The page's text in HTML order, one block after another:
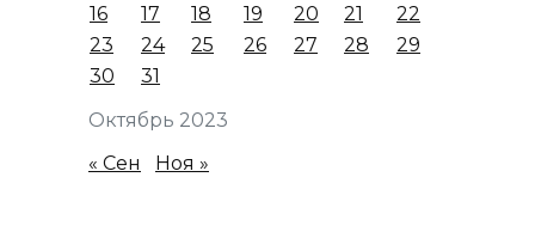
Октябрь 2023
16
17 18 19 20 21
22
23
24 25 26 27 28
29
30
31
« Сен Ноя »